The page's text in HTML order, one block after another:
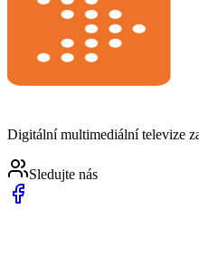
Digitální multimediální televize
Sledujte nás